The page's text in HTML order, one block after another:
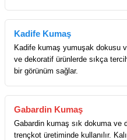
Kadife Kumaş
Kadife kumaş yumuşak dokusu
ve dekoratif ürünlerde sıkça
bir görünüm sağlar.
Gabardin Kumaş
Gabardin kumaş sık dokuma ve
trençkot üretiminde kullanılır.